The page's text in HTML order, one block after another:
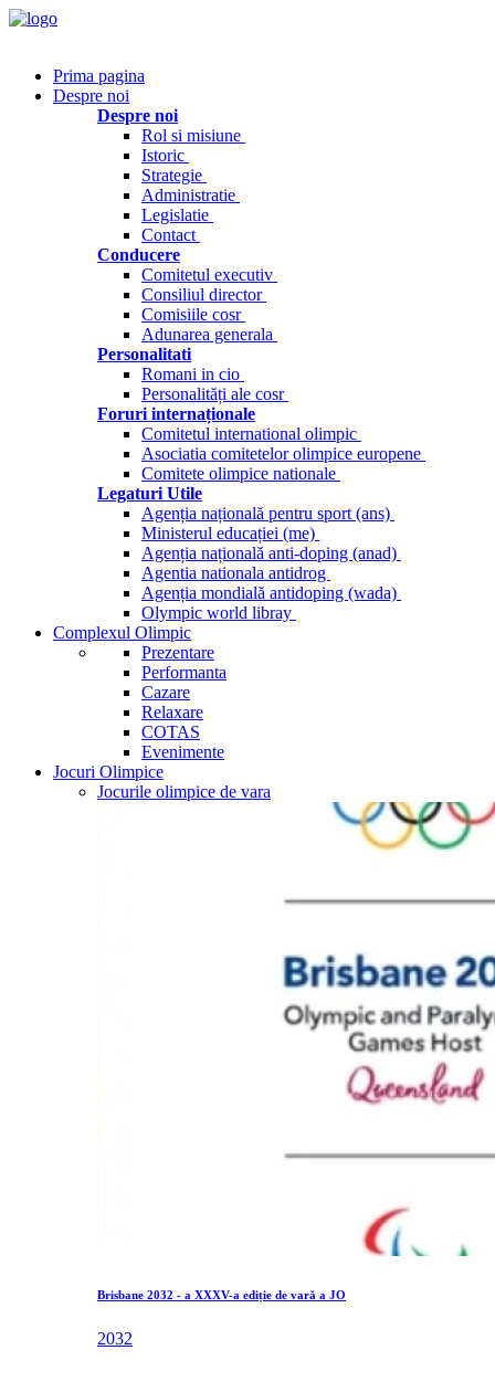
Prima pagina
Despre noi
Despre noi
Rol si misiune
Istoric
Strategie
Administratie
Legislatie
Contact
Conducere
Comitetul executiv
Consiliul director
Comisiile cosr
Adunarea generala
Personalitati
Romani in cio
Personalități ale cosr
Foruri internaționale
Comitetul international olimpic
Asociatia comitetelor olimpice europene
Comitete olimpice nationale
Legaturi Utile
Agenția națională pentru sport (ans)
Ministerul educației (me)
Agenția națională anti-doping (anad)
Agentia nationala antidrog
Agenția mondială antidoping (wada)
Olympic world libray
Complexul Olimpic
Prezentare
Performanta
Cazare
Relaxare
COTAS
Evenimente
Jocuri Olimpice
Jocurile olimpice de vara
Brisbane 2032 - a XXXV-a ediție de vară a JO
2032